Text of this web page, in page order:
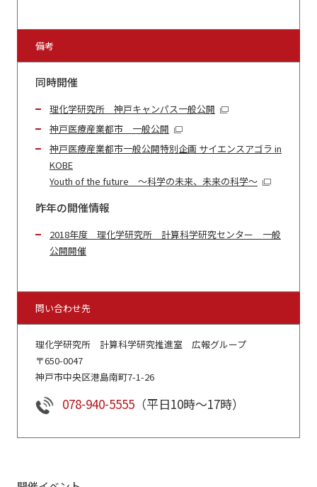
備考
同時開催
理化学研究所 神戸キャンパス一般公開
神戸医療産業都市 一般公開
神戸医療産業都市一般公開特別企画 サイエンスアゴラ in
KOBE
Youth of the future ～科学の未来、未来の科学～
昨年の開催情報
2018年度 理化学研究所 計算科学研究センター 一般
公開開催
問い合わせ先
理化学研究所 計算科学研究推進室 広報グループ
〒650-0047
神戸市中央区港島南町7-1-26
078-940-5555 （平日10時～17時）